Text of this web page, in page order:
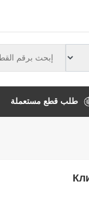
طلب قطع مستعملة